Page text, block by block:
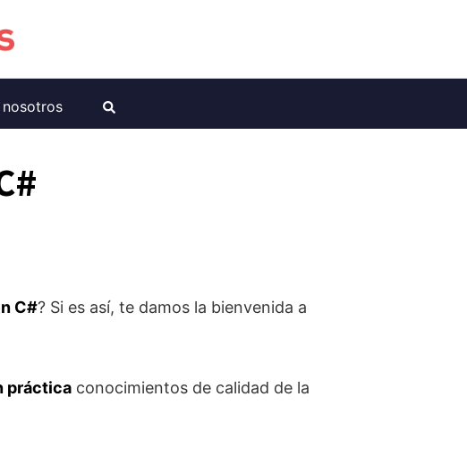
C#? Si es así, te damos la bienvenida a
práctica conocimientos de calidad de la